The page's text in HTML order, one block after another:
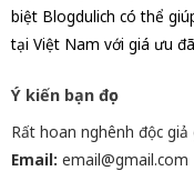
biệt Blogdulich có thể
tại Việt Nam với giá ưu
Ý kiến bạn đọc
Rất hoan nghênh độc
Email: email@gmail.com